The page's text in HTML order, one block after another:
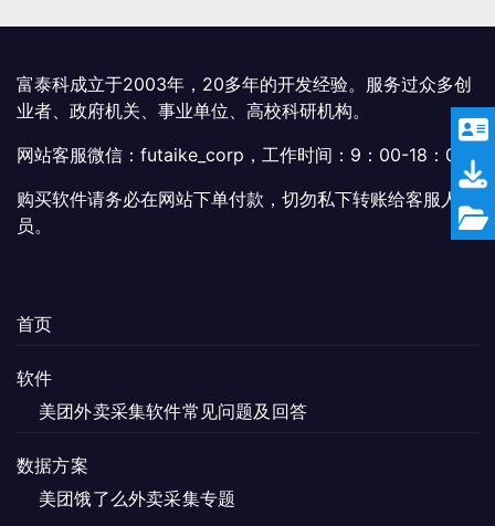
富泰科成立于2003年，20多年的开发经验。服务过众多创
业者、政府机关、事业单位、高校科研机构。
网站客服微信：futaike_corp，工作时间：9：00-18：00
购买软件请务必在网站下单付款，切勿私下转账给客服人
员。
首页
软件
美团外卖采集软件常见问题及回答
数据方案
美团饿了么外卖采集专题